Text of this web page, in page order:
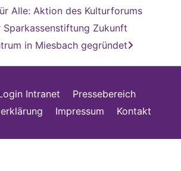
Alle: Aktion des Kulturforums
Sparkassenstiftung Zukunft
in Miesbach gegründet
Nächster
Intranet
Pressebereich
Impressum Kontakt